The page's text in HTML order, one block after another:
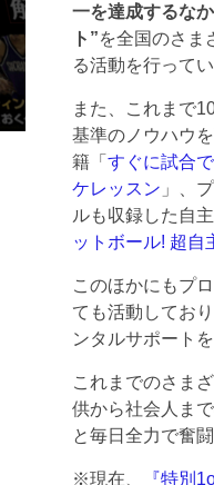
一を達成するな
ト”を全国のさま
る活動を行ってい
また、これまで
基準のノウハウ
籍「すぐに試合
ケレッスン 」、
ルも収録した自
ットボール! 超自
このほかにもプ
ても活動してお
ンタルサポート
これまでのさま
供から社会人ま
と毎日全力で奮
※現在、 『特別